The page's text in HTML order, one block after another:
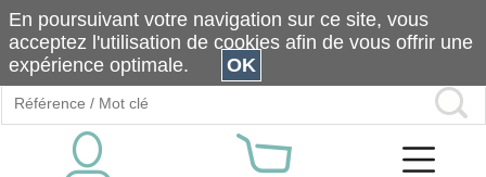
En poursuivant votre navigation sur ce site, vous
acceptez l'utilisation de cookies afin de vous offrir une
expérience optimale.
OK